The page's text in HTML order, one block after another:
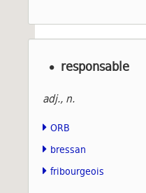
responsable
adj., n.
ORB
bressan
fribourgeois